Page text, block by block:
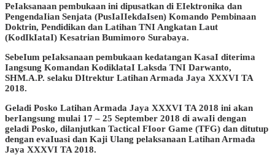
PeIaksanaan pembukaan ini dipusatkan di EIektronika dan
PengendaIian Senjata (PusIaIIekdaIsen) Komando Pembinaan
Doktrin, Pendidikan dan Latihan TNI Angkatan Laut
(KodIkIataI) Kesatrian Bumimoro Surabaya.
SebeIum peIaksanaan pembukaan kedatangan KasaI diterima
Iangsung Komandan KodiklataI Laksda TNI Darwanto,
SHM.A.P. selaku DItrektur Latihan Armada Jaya XXXVI TA
2018.
Geladi Posko Latihan Armada Jaya XXXVI TA 2018 ini akan
berIangsung mulai 17 – 25 September 2018 di awaIi dengan
geladi Posko, dilanjutkan Tactical FIoor Game (TFG) dan ditutup
dengan evaIuasi dan Kaji Ulang pelaksanaan Latihan Armada
Jaya XXXVI TA 2018.